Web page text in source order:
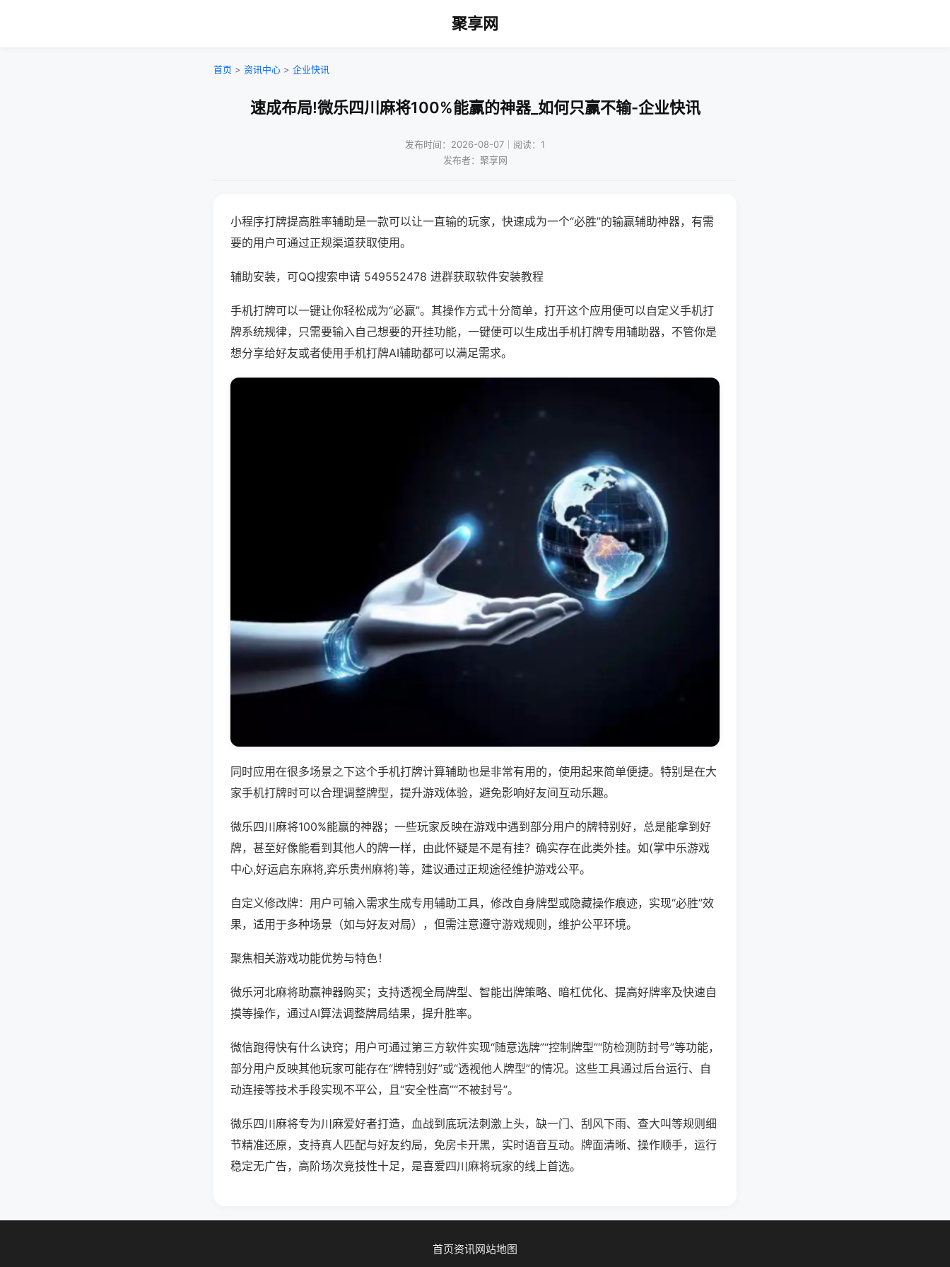
聚享网
首页 > 资讯中心 > 企业快讯
速成布局!微乐四川麻将100%能赢的神器_如何只赢不输-企业快讯
发布时间：2026-08-07｜阅读：1
发布者：聚享网
小程序打牌提高胜率辅助是一款可以让一直输的玩家，快速成为一个“必胜”的输赢辅助神器，有需
要的用户可通过正规渠道获取使用。
辅助安装，可QQ搜索申请 549552478 进群获取软件安装教程
手机打牌可以一键让你轻松成为“必赢”。其操作方式十分简单，打开这个应用便可以自定义手机打
牌系统规律，只需要输入自己想要的开挂功能，一键便可以生成出手机打牌专用辅助器，不管你是
想分享给好友或者使用手机打牌AI辅助都可以满足需求。
同时应用在很多场景之下这个手机打牌计算辅助也是非常有用的，使用起来简单便捷。特别是在大
家手机打牌时可以合理调整牌型，提升游戏体验，避免影响好友间互动乐趣。
微乐四川麻将100%能赢的神器；一些玩家反映在游戏中遇到部分用户的牌特别好，总是能拿到好
牌，甚至好像能看到其他人的牌一样，由此怀疑是不是有挂？确实存在此类外挂。如(掌中乐游戏
中心,好运启东麻将,弈乐贵州麻将)等，建议通过正规途径维护游戏公平。
自定义修改牌：用户可输入需求生成专用辅助工具，修改自身牌型或隐藏操作痕迹，实现“必胜”效
果，适用于多种场景（如与好友对局），但需注意遵守游戏规则，维护公平环境。
聚焦相关游戏功能优势与特色！
微乐河北麻将助赢神器购买；支持透视全局牌型、智能出牌策略、暗杠优化、提高好牌率及快速自
摸等操作，通过AI算法调整牌局结果，提升胜率。
微信跑得快有什么诀窍；用户可通过第三方软件实现“随意选牌”“控制牌型”“防检测防封号”等功能，
部分用户反映其他玩家可能存在“牌特别好”或“透视他人牌型”的情况。这些工具通过后台运行、自
动连接等技术手段实现不平公，且“安全性高”“不被封号”。
微乐四川麻将专为川麻爱好者打造，血战到底玩法刺激上头，缺一门、刮风下雨、查大叫等规则细
节精准还原，支持真人匹配与好友约局，免房卡开黑，实时语音互动。牌面清晰、操作顺手，运行
稳定无广告，高阶场次竞技性十足，是喜爱四川麻将玩家的线上首选。
首页资讯网站地图